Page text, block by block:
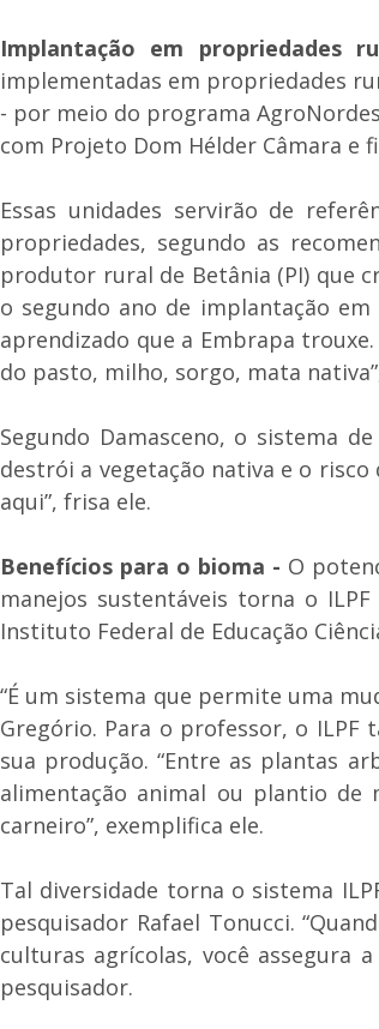
Implantação em propriedades
implementadas em propriedades
- por meio do programa
com Projeto Dom Hélder Câmara e
Essas unidades servirão de
propriedades, segundo as
produtor rural de Betânia (PI) que
o segundo ano de implantação
aprendizado que a Embrapa
do pasto, milho, sorgo, mata
Segundo Damasceno, o sistema
destrói a vegetação nativa e o
aqui”, frisa ele.
Benefícios para o bioma - O
manejos sustentáveis torna o
Instituto Federal de Educação
“É um sistema que permite uma
Gregório. Para o professor, o
sua produção. “Entre as plantas
alimentação animal ou plantio de
carneiro”, exemplifica ele.
Tal diversidade torna o sistema
pesquisador Rafael Tonucci.
culturas agrícolas, você assegura
pesquisador.